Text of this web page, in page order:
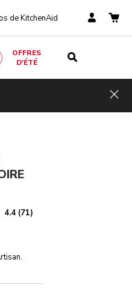
de KitchenAid
OFFRES
D'ÉTÉ
4.4 (71)